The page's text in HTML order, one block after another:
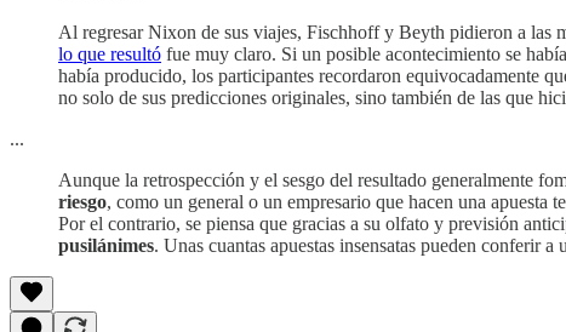
Al regresar Nixon de sus viajes, Fischhoff y Beyth pidieron a las
lo que resultó fue muy claro. Si un posible acontecimiento se
había producido, los participantes recordaron equivocadamente
no solo de sus predicciones originales, sino también de las que
...
Aunque la retrospección y el sesgo del resultado generalmente
riesgo, como un general o un empresario que hacen una apuesta
Por el contrario, se piensa que gracias a su olfato y previsión
pusilánimes. Unas cuantas apuestas insensatas pueden conferir